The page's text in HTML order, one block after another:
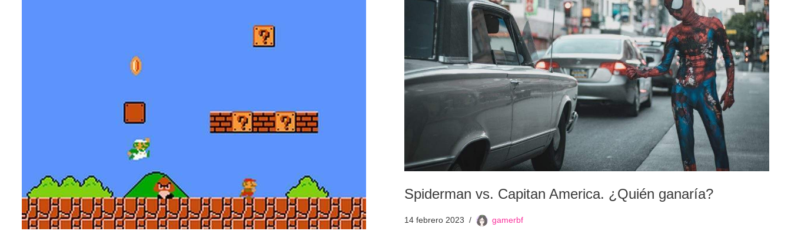
Spiderman vs. Capitan America. ¿Quién ganaría?
14 febrero 2023 gamerbf